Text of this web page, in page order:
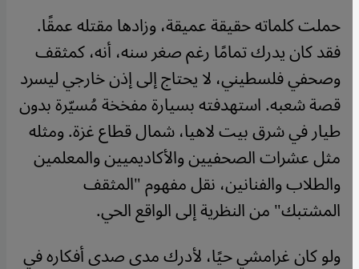
حملت كلماته حقيقة عميقة، وزادها مقتله عمقًا.
فقد كان يدرك تمامًا رغم صغر سنه، أنه، كمثقف
وصحفي فلسطيني، لا يحتاج إلى إذن خارجي ليسرد
قصة شعبه. استهدفته بسيارة مفخخة مُسيّرة بدون
طيار في شرق بيت لاهيا، شمال قطاع غزة. ومثله
مثل عشرات الصحفيين والأكاديميين والمعلمين
والطلاب والفنانين، نقل مفهوم "المثقف
المشتبك" من النظرية إلى الواقع الحي.
ولو كان غرامشي حيًا، لأدرك مدى صدى أفكاره في